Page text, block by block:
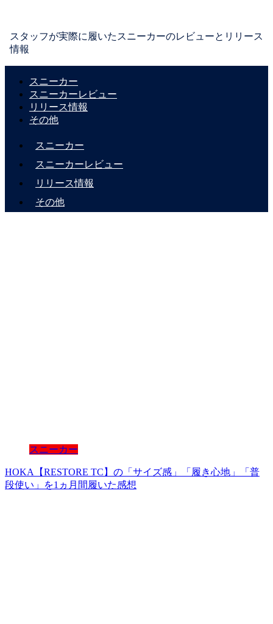
スタッフが実際に履いたスニーカーのレビューとリリース
情報
スニーカー
スニーカーレビュー
リリース情報
その他
スニーカー
スニーカーレビュー
リリース情報
その他
スニーカー
HOKA【RESTORE TC】の「サイズ感」「履き心地」「普
段使い」を1ヵ月間履いた感想